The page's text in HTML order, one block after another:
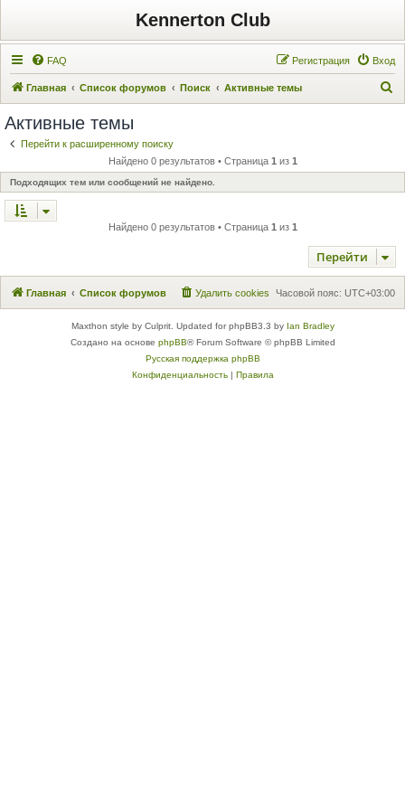
Kennerton Club
FAQ Вход
Регистрация
Главная Список форумов Поиск Активные темы
к
Активные темы
Перейти к расширенному поиску
Найдено 0 результатов • Страница 1 из 1
Подходящих тем или сообщений не найдено.
Найдено 0 результатов • Страница 1 из 1
Перейти
Главная Список форумов Часовой пояс: UTC+03:00
Удалить cookies
Maxthon style by Culprit. Updated for phpBB3.3 by Ian Bradley
Создано на основе phpBB® Forum Software © phpBB Limited
Русская поддержка phpBB
Конфиденциальность| Правила